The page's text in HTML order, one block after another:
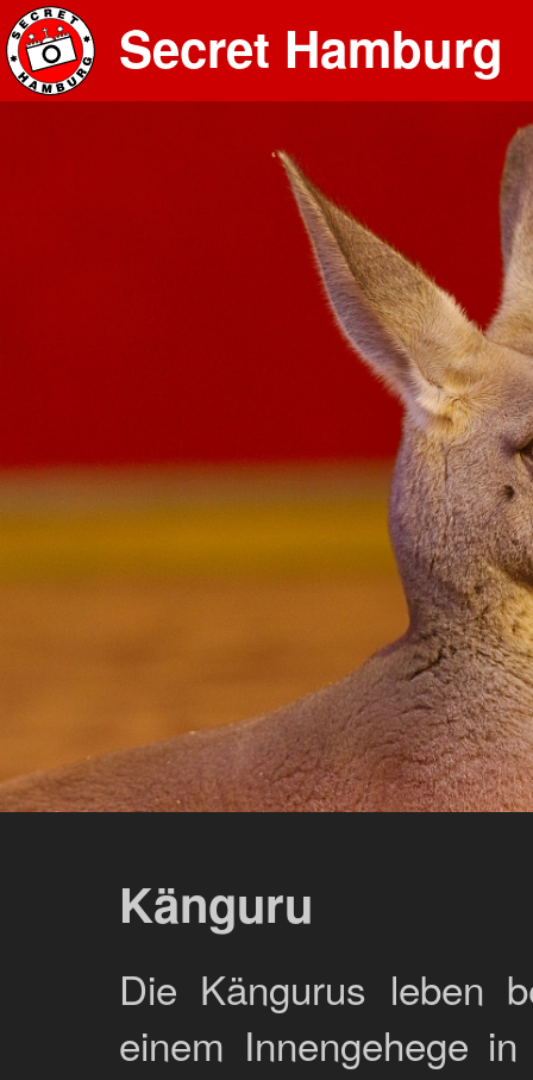
Secret Hamburg
Känguru
Die Kängurus leben
einem Innengehege